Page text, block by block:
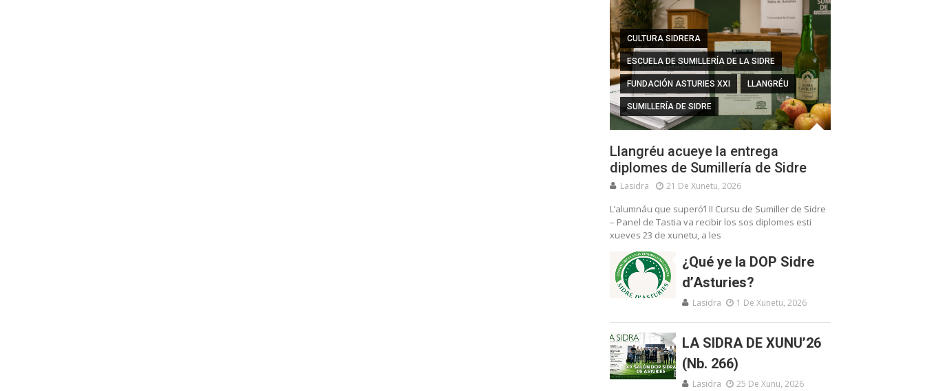
CULTURA SIDRERA
ESCUELA DE SUMILLERÍA DE LA SIDRE
FUNDACIÓN ASTURIES XXI LLANGRÉU
SUMILLERÍA DE SIDRE
Llangréu acueye la entrega
diplomes de Sumillería de Sidre
Lasidra 21 De Xunetu, 2026
L’alumnáu que superó’l II Cursu de Sumiller de Sidre
– Panel de Tastia va recibir los sos diplomes esti
xueves 23 de xunetu, a les
¿Qué ye la DOP Sidre
d’Asturies?
Lasidra 1 De Xunetu, 2026
LA SIDRA DE XUNU’26
(Nb. 266)
Lasidra 25 De Xunu, 2026